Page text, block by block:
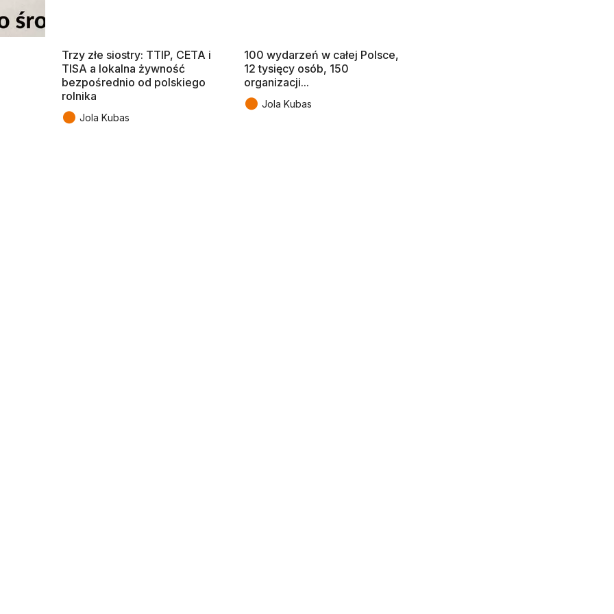
Trzy złe siostry: TTIP, CETA i
TISA a lokalna żywność
bezpośrednio od polskiego
rolnika
● Jola Kubas
100 wydarzeń w całej Polsce,
12 tysięcy osób, 150
organizacji...
● Jola Kubas